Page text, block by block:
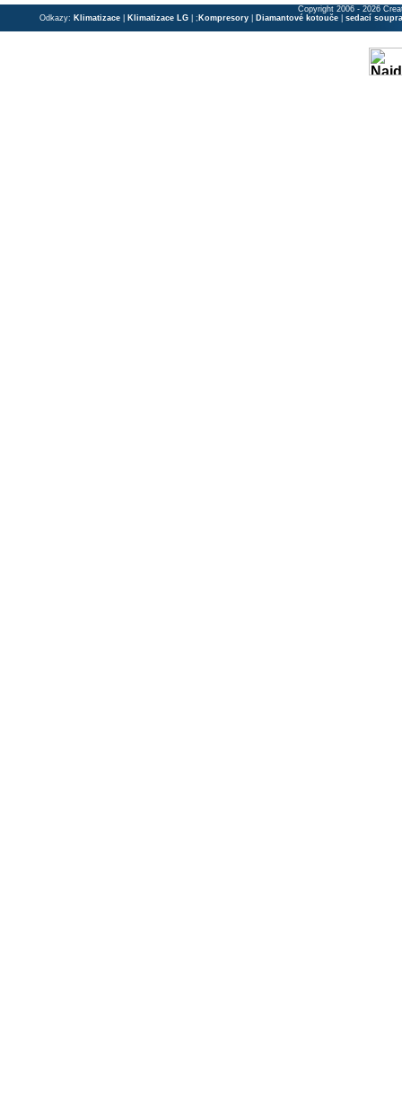
Copyright 2006 - 2026
Odkazy: Klimatizace Klimatizace LG | ; Kompresory Diamantové kotouče sedací